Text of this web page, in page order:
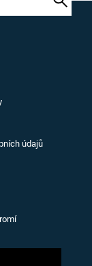
údajů